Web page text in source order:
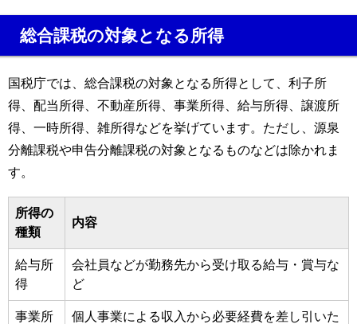
総合課税の対象となる所得
国税庁では、総合課税の対象となる所得として、利子所
得、配当所得、不動産所得、事業所得、給与所得、譲渡所
得、一時所得、雑所得などを挙げています。ただし、源泉
分離課税や申告分離課税の対象となるものなどは除かれま
す。
所得の
種類
内容
給与所
得
会社員などが勤務先から受け取る給与・賞与な
ど
事業所
個人事業による収入から必要経費を差し引いた